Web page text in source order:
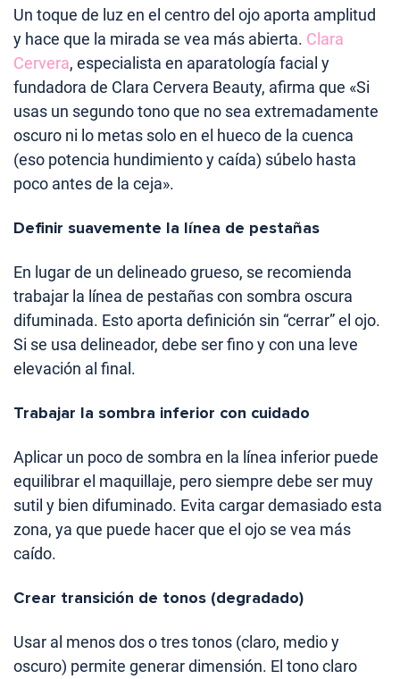
Un toque de luz en el centro del ojo aporta amplitud
y hace que la mirada se vea más abierta. Clara
Cervera, especialista en aparatología facial y
fundadora de Clara Cervera Beauty, afirma que «Si
usas un segundo tono que no sea extremadamente
oscuro ni lo metas solo en el hueco de la cuenca
(eso potencia hundimiento y caída) súbelo hasta
poco antes de la ceja».
Definir suavemente la línea de pestañas
En lugar de un delineado grueso, se recomienda
trabajar la línea de pestañas con sombra oscura
difuminada. Esto aporta definición sin “cerrar” el ojo.
Si se usa delineador, debe ser fino y con una leve
elevación al final.
Trabajar la sombra inferior con cuidado
Aplicar un poco de sombra en la línea inferior puede
equilibrar el maquillaje, pero siempre debe ser muy
sutil y bien difuminado. Evita cargar demasiado esta
zona, ya que puede hacer que el ojo se vea más
caído.
Crear transición de tonos (degradado)
Usar al menos dos o tres tonos (claro, medio y
oscuro) permite generar dimensión. El tono claro